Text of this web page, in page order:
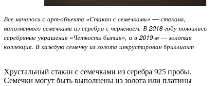
Все началось с арт-объекта «Стакан с семечками» — стакана,
наполненного семечками из серебра с чернением. В 2018 году появились
серебряные украшения «Четкость бытия», а в 2019-м — золотая
коллекция. В каждую семечку из золота инкрустирован бриллиант
Хрустальный стакан с семечками из серебра 925 пробы.
Семечки могут быть выполнены из золота или платины